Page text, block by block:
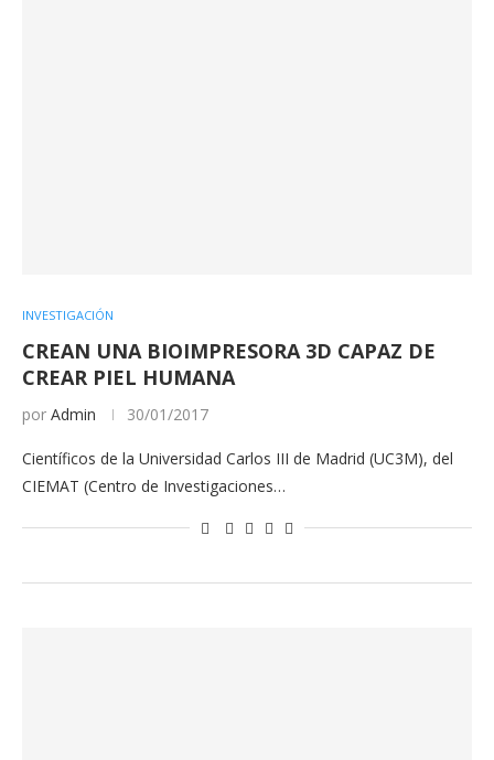
INVESTIGACIÓN
CREAN UNA BIOIMPRESORA 3D CAPAZ DE
CREAR PIEL HUMANA
por Admin 30/01/2017
Científicos de la Universidad Carlos III de Madrid (UC3M), del
CIEMAT (Centro de Investigaciones…